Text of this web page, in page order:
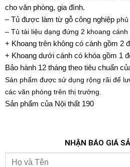
cho văn phòng, gia đình.
– Tủ được làm từ gỗ công nghiệp
– Tủ tài liệu dạng đứng 2 khoang cánh
+ Khoang trên không có cánh gồm 2
+ Khoang dưới cánh có khóa gồm 1
Bảo hành 12 tháng theo tiêu chuẩn
Sản phẩm được sử dụng rộng rãi để
các văn phòng trên thị trường.
Sản phẩm của Nội thất 190
NHẬN BÁO GIÁ